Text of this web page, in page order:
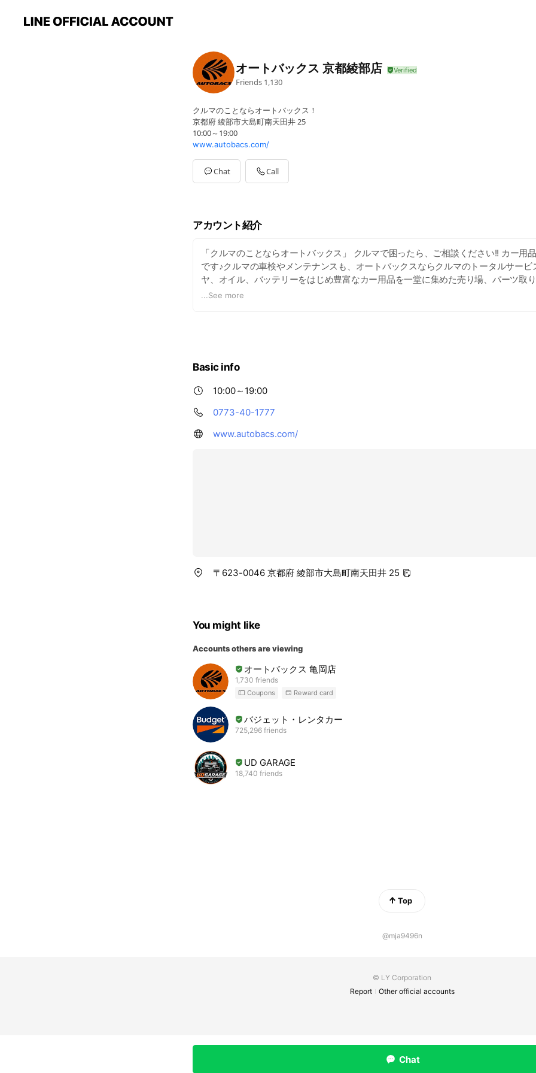
オートバックス 京都綾部店
Friends 1,130
クルマのことならオートバックス！
京都府 綾部市大島町南天田井 25
10:00～19:00
www.autobacs.com/
Chat Call
アカウント紹介
「クルマのことならオートバックス」 クルマで困ったら、ご相談ください!! カー用
です♪クルマの車検やメンテナンスも、オートバックスならクルマのトータルサービ
ヤ、オイル、バッテリーをはじめ豊富なカー用品を一堂に集めた売り場、パーツ取
ンテナンスを行えるピット。 オレンジ色の看板でお馴染みのオートバックスに、是
...See more
Basic info
10:00～19:00
0773-40-1777
www.autobacs.com/
〒623-0046 京都府 綾部市大島町南天田井 25
You might like
Accounts others are viewing
オートバックス 亀岡店
1,730 friends
Coupons Reward card
バジェット・レンタカー
725,296 friends
UD GARAGE
18,740 friends
Top
@mja9496n
© LY Corporation
Report
Other official accounts
Chat